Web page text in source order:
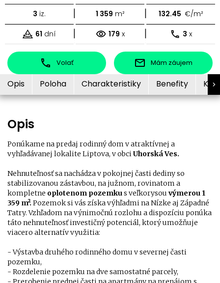
3 iz. | 1 359 m² | 132.45 €/m²
61 dní | 179 x | 3 x
Volať Mám záujem
Opis Poloha Charakteristiky Benefity
Opis
Ponúkame na predaj rodinný dom v atraktívnej a
vyhľadávanej lokalite Liptova, v obciUhorská Ves.
Nehnuteľnosť sa nachádza v pokojnej časti dediny so
stabilizovanou zástavbou, na južnom, rovinatom a
kompletne oplotenom pozemkus veľkorysou výmerou 1
359 m². Pozemok si vás získa výhľadmi na Nízke aj Západné
Tatry. Vzhľadom na výnimočnú rozlohu a dispozíciu ponúka
táto nehnuteľnosť investičný potenciál, ktorý umožňuje
viacero alternatív využitia:
- Výstavba druhého rodinného domu v severnej časti
pozemku,
- Rozdelenie pozemku na dve samostatné parcely,